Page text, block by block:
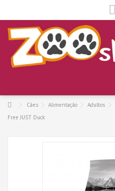
Cães Alimentação Adultos
Free JUST Duck